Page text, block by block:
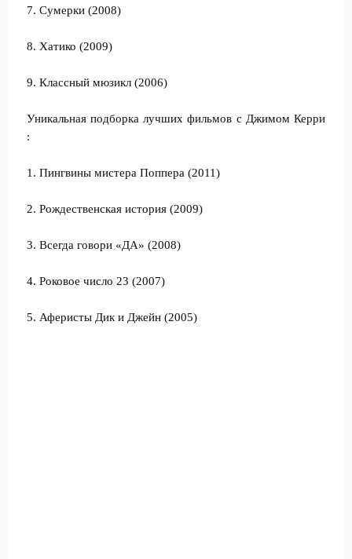
7. Сумерки (2008)
8. Хатико (2009)
9. Классный мюзикл (2006)
Уникальная подборка лучших фильмов с Джимом Керри
:
1. Пингвины мистера Поппера (2011)
2. Рождественская история (2009)
3. Всегда говори «ДА» (2008)
4. Роковое число 23 (2007)
5. Аферисты Дик и Джейн (2005)